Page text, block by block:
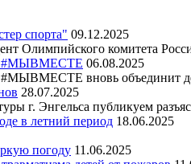
спорта" 09.12.2025
Олимпийского комитета
#МЫВМЕСТЕ 06.08.2025
вновь объединит
28.07.2025
г. Энгельса публикуем
в летний период 18.06.2025
погоду 11.06.2025